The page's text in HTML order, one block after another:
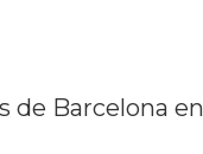
de Barcelona en